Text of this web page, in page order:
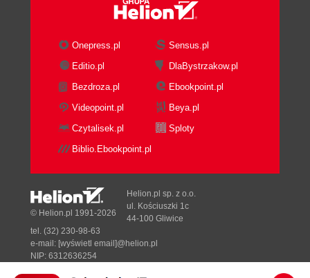
Onepress.pl
Sensus.pl
Editio.pl
DlaBystrzakow.pl
Bezdroza.pl
Ebookpoint.pl
Videopoint.pl
Beya.pl
Czytalisek.pl
Sploty
Biblio.Ebookpoint.pl
© Helion.pl 1991-2026
Helion.pl sp. z o.o.
ul. Kościuszki 1c
44-100 Gliwice
tel. (32) 230-98-63
e-mail: [wyświetl email]@helion.pl
NIP: 6312636254